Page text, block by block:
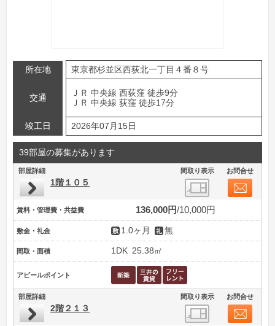
所在地 東京都杉並区西荻北一丁目４番８号
交通
ＪＲ 中央線 西荻窪 徒歩9分
ＪＲ 中央線 荻窪 徒歩17分
竣工日 2026年07月15日
39部屋の募集があります
部屋詳細 間取り表示 お問合せ
1階１０５
賃料・管理費・共益費 136,000円 10,000円
敷金・礼金 1.0ヶ月 無
間取・面積 1DK 25.38㎡
アピールポイント
部屋詳細 間取り表示 お問合せ
2階２１３